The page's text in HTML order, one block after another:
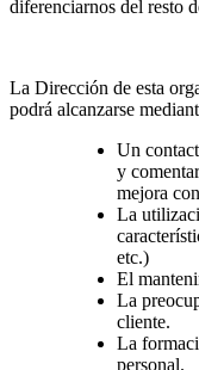
diferenciarnos del resto
La Dirección de esta
podrá alcanzarse
Un
y
mejora
La
etc.)
El
La
cliente.
La
personal.